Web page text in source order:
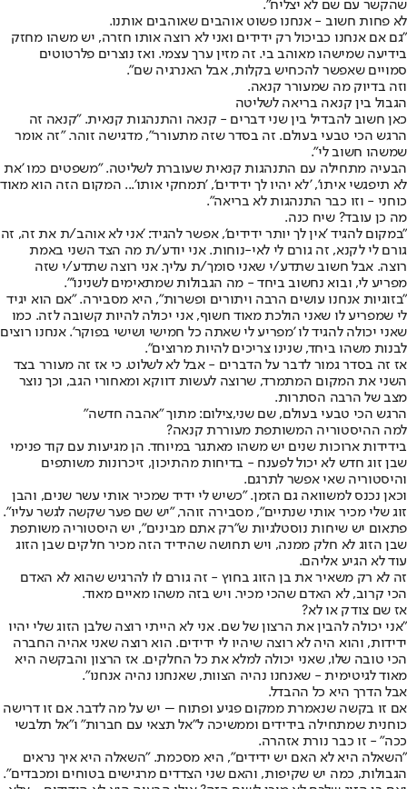
שהקשר עם שם לא יצליח".
לא פחות חשוב - אנחנו פשוט אוהבים שאוהבים אותנו.
"גם אם אנחנו כביכול רק ידידים ואני לא רוצה אותו חזרה, יש משהו מחזק
בידיעה שמישהו מאוהב בי. זה מזין ערך עצמי. ואז נוצרים פלרטוטים
סמויים שאפשר להכחיש בקלות, אבל האנרגיה שם".
וזה בדיוק מה שמעורר קנאה.
הגבול בין קנאה בריאה לשליטה
כאן חשוב להבדיל בין שני דברים - קנאה והתנהגות קנאית. "קנאה זה
הרגש הכי טבעי בעולם. זה בסדר שזה מתעורר", מדגישה זוהר. "זה אומר
שמשהו חשוב לי".
הבעיה מתחילה עם התנהגות קנאית שעוברת לשליטה. "משפטים כמו 'את
לא תיפגשי איתו', 'לא יהיו לך ידידים', 'תמחקי אותו'... המקום הזה הוא מאוד
כוחני - וזו כבר התנהגות לא בריאה".
מה כן עובד? שיח כנה.
"במקום להגיד 'אין לך יותר ידידים', אפשר להגיד: 'אני לא אוהב/ת את זה, זה
גורם לי לקנא, זה גורם לי לאי-נוחות. אני יודע/ת מה הצד השני באמת
רוצה. אבל חשוב שתדע/י שאני סומך/ת עליך. אני רוצה שתדע/י שזה
מפריע לי, ובוא נחשוב ביחד - מה הגבולות שמתאימים לשנינו'".
"בזוגיות אנחנו עושים הרבה ויתורים ופשרות", היא מסבירה. "אם הוא יגיד
לי שמפריע לו שאני הולכת מאוד חשוף, אני יכולה להיות קשובה לזה. כמו
שאני יכולה להגיד לו 'מפריע לי שאתה כל חמישי ושישי בפוקר'. אנחנו רוצים
לבנות משהו ביחד, שנינו צריכים להיות מרוצים".
אז זה בסדר גמור לדבר על הדברים - אבל לא לשלוט. כי אז זה מעורר בצד
השני את המקום המתמרד, שרוצה לעשות דווקא ומאחורי הגב, וכך נוצר
מצב של הרבה הסתרות.
הרגש הכי טבעי בעולם, שם שני,צילום: מתוך "אהבה חדשה"
למה ההיסטוריה המשותפת מעוררת קנאה?
בידידות ארוכות שנים יש משהו מאתגר במיוחד. הן מגיעות עם קוד פנימי
שבן זוג חדש לא יכול לפענח - בדיחות מהתיכון, זיכרונות משותפים
והיסטוריה שאי אפשר לתרגם.
וכאן נכנס למשוואה גם הזמן. "כשיש לי ידיד שמכיר אותי עשר שנים, והבן
זוג שלי מכיר אותי שנתיים", מסבירה זוהר, "יש שם פער שקשה לגשר עליו".
פתאום יש שיחות נוסטלגיות ש"רק אתם מבינים", יש היסטוריה משותפת
שבן הזוג לא חלק ממנה, ויש תחושה שהידיד הזה מכיר חלקים שבן הזוג
עוד לא הגיע אליהם.
זה לא רק משאיר את בן הזוג בחוץ - זה גורם לו להרגיש שהוא לא האדם
הכי קרוב, לא האדם שהכי מכיר. ויש בזה משהו מאיים מאוד.
אז שם צודק או לא?
"אני יכולה להבין את הרצון של שם. אני לא הייתי רוצה שלבן הזוג שלי יהיו
ידידות, והוא היה לא רוצה שיהיו לי ידידים. הוא רוצה שאני אהיה החברה
הכי טובה שלו, שאני יכולה למלא את כל החלקים. אז הרצון והבקשה היא
מאוד לגיטימית - שאנחנו נהיה הצוות, שאנחנו נהיה אנחנו".
אבל הדרך היא כל ההבדל.
אם זו בקשה שנאמרת ממקום פגיע ופתוח – יש על מה לדבר. אם זו דרישה
כוחנית שמתחילה בידידים וממשיכה ל"אל תצאי עם חברות" ו"אל תלבשי
ככה" - זו כבר נורת אזהרה.
"השאלה היא לא האם יש ידידים", היא מסכמת. "השאלה היא איך נראים
הגבולות, כמה יש שקיפות, והאם שני הצדדים מרגישים בטוחים ומכבדים".